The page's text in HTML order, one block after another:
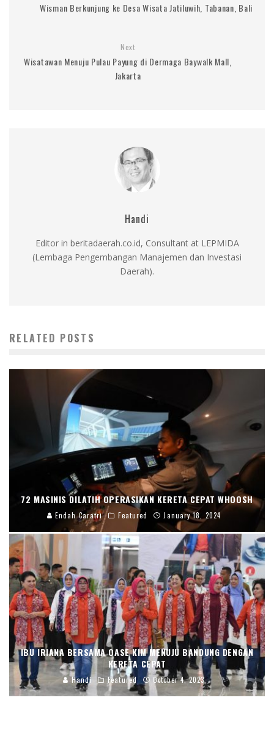
Wisman Berkunjung ke Desa Wisata Jatiluwih, Tabanan, Bali
Next
Wisatawan Menuju Pulau Payung di Dermaga Baywalk Mall,
Jakarta
Handi
Editor in beritadaerah.co.id, Consultant at LEPMIDA
(Lembaga Pengembangan Manajemen dan Investasi
Daerah).
RELATED POSTS
72 MASINIS DILATIH OPERASIKAN KERETA CEPAT WHOOSH
Endah Caratri Featured January 18, 2024
IBU IRIANA BERSAMA OASE KIM MENUJU BANDUNG DENGAN
KERETA CEPAT
Handi Featured October 4, 2023